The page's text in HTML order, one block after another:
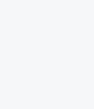
Wert